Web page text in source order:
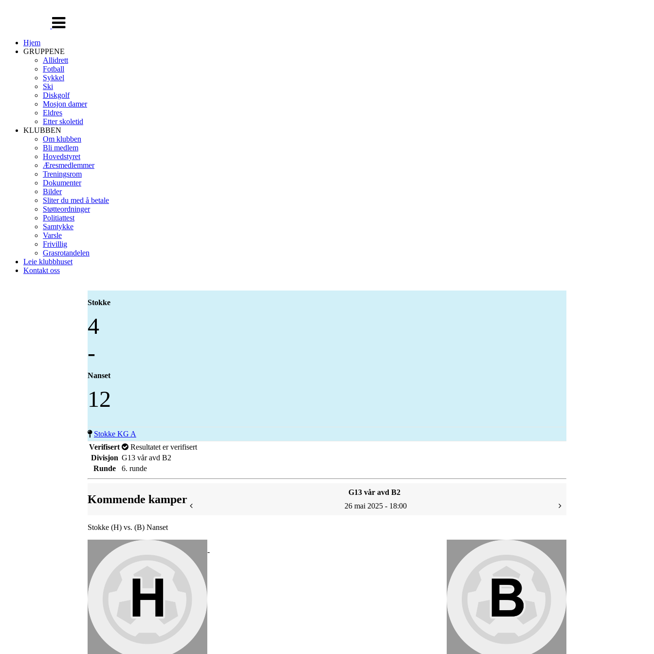
navigasjon
Hjem
GRUPPENE
Allidrett
Fotball
Sykkel
Ski
Diskgolf
Mosjon damer
Eldres
Etter skoletid
KLUBBEN
Om klubben
Bli medlem
Hovedstyret
Æresmedlemmer
Treningsrom
Dokumenter
Bilder
Sliter du med å betale
Støtteordninger
Politiattest
Samtykke
Varsle
Frivillig
Grasrotandelen
Leie klubbhuset
Kontakt oss
Stokke
4
-
Nanset
12
Stokke KG A
Verifisert
Resultatet er verifisert
Divisjon G13 vår avd B2
Runde
6. runde
Kommende kamper
G13 vår avd B2
26 mai 2025 - 18:00
Stokke (H) vs. (B) Nanset
-